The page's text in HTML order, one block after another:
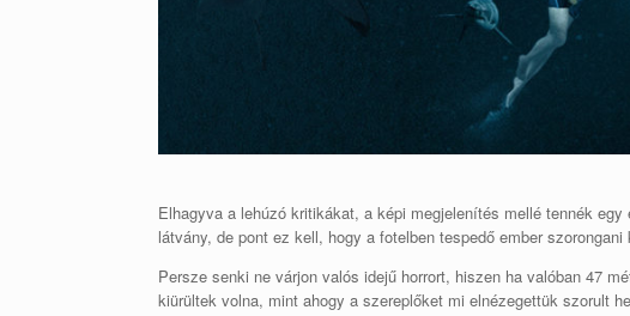
Elhagyva a lehúzó kritikákat, a képi megjelenítés mellé tennék
látvány, de pont ez kell, hogy a fotelben tespedő ember
Persze senki ne várjon valós idejű horrort, hiszen ha valóban 47
kiürültek volna, mint ahogy a szereplőket mi elnézegettük szorult